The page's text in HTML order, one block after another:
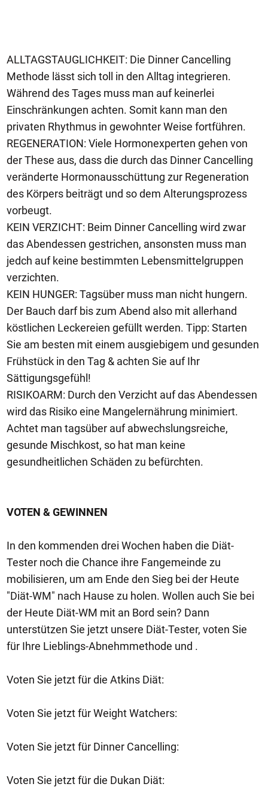
ALLTAGSTAUGLICHKEIT: Die Dinner Cancelling
Methode lässt sich toll in den Alltag integrieren.
Während des Tages muss man auf keinerlei
Einschränkungen achten. Somit kann man den
privaten Rhythmus in gewohnter Weise fortführen.
REGENERATION: Viele Hormonexperten gehen von
der These aus, dass die durch das Dinner Cancelling
veränderte Hormonausschüttung zur Regeneration
des Körpers beiträgt und so dem Alterungsprozess
vorbeugt.
KEIN VERZICHT: Beim Dinner Cancelling wird zwar
das Abendessen gestrichen, ansonsten muss man
jedch auf keine bestimmten Lebensmittelgruppen
verzichten.
KEIN HUNGER: Tagsüber muss man nicht hungern.
Der Bauch darf bis zum Abend also mit allerhand
köstlichen Leckereien gefüllt werden. Tipp: Starten
Sie am besten mit einem ausgiebigem und gesunden
Frühstück in den Tag & achten Sie auf Ihr
Sättigungsgefühl!
RISIKOARM: Durch den Verzicht auf das Abendessen
wird das Risiko eine Mangelernährung minimiert.
Achtet man tagsüber auf abwechslungsreiche,
gesunde Mischkost, so hat man keine
gesundheitlichen Schäden zu befürchten.
VOTEN & GEWINNEN
In den kommenden drei Wochen haben die Diät-
Tester noch die Chance ihre Fangemeinde zu
mobilisieren, um am Ende den Sieg bei der Heute
"Diät-WM" nach Hause zu holen. Wollen auch Sie bei
der Heute Diät-WM mit an Bord sein? Dann
unterstützen Sie jetzt unsere Diät-Tester, voten Sie
für Ihre Lieblings-Abnehmmethode und .
Voten Sie jetzt für die Atkins Diät:
Voten Sie jetzt für Weight Watchers:
Voten Sie jetzt für Dinner Cancelling:
Voten Sie jetzt für die Dukan Diät: